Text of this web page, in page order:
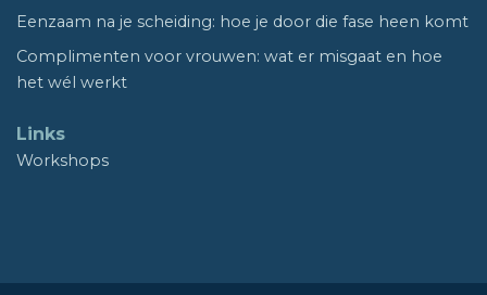
Eenzaam na je scheiding: hoe je door die fase heen komt
Complimenten voor vrouwen: wat er misgaat en hoe
het wél werkt
Links
Workshops